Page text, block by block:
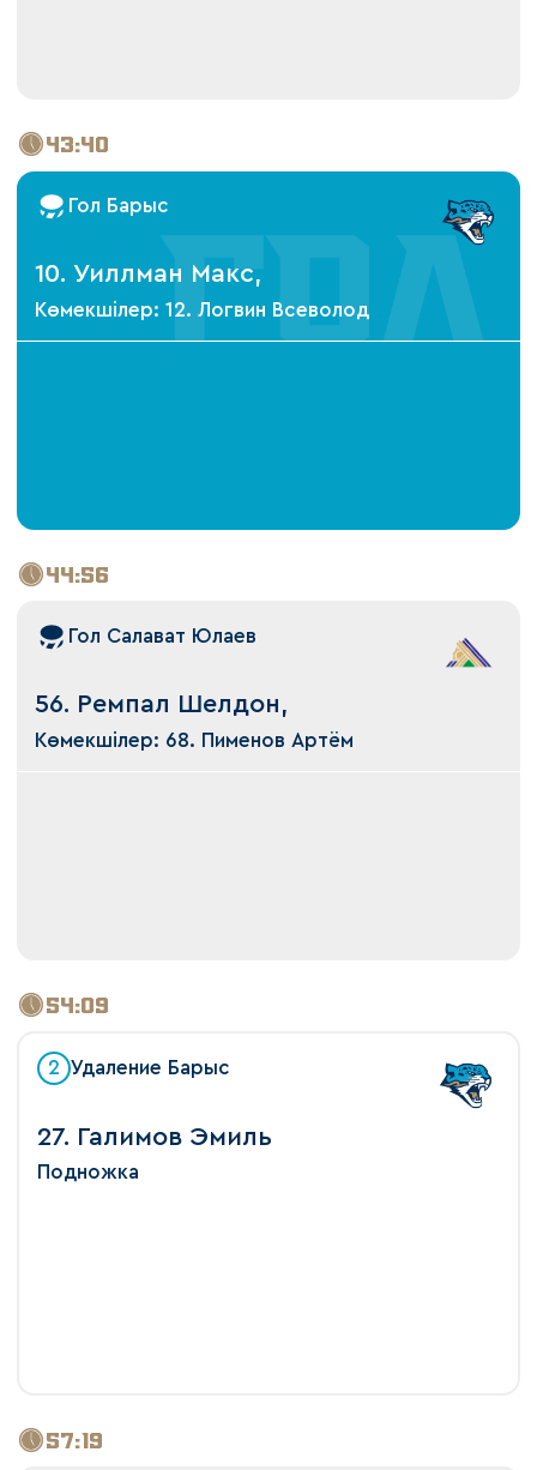
43:40
Гол Барыс
10. Уиллман Макс,
Көмекшілер: 12. Логвин Всеволод
44:56
Гол Салават Юлаев
56. Ремпал Шелдон,
Көмекшілер: 68. Пименов Артём
54:09
2 Удаление Барыс
27. Галимов Эмиль
Подножка
57:19